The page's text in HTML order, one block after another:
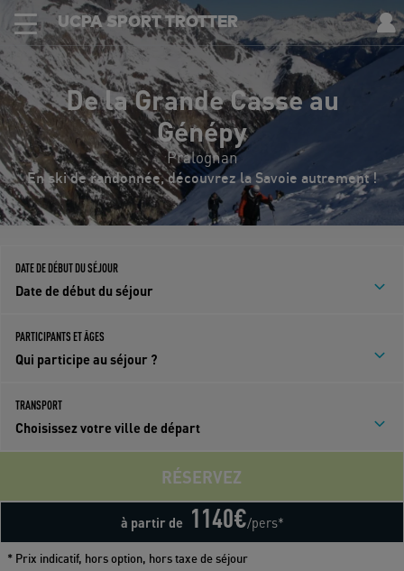
UCPA SPORT TROTTER
De la Grande Casse au
Génépy
Pralognan
En ski de randonnée, découvrez la Savoie autrement !
DATE DE DÉBUT DU SÉJOUR
Date de début du séjour
PARTICIPANTS ET ÂGES
Qui participe au séjour ?
TRANSPORT
Choisissez votre ville de départ
à partir de 1140€/pers*
RÉSERVEZ
* Prix indicatif, hors option, hors taxe de séjour